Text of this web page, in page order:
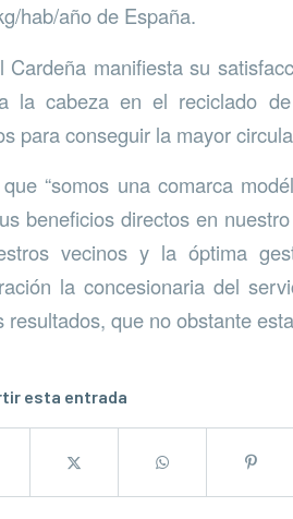
hab/año de España.
Cardeña manifiesta su
la cabeza en el reciclado
para conseguir la mayor
“somos una comarca
beneficios directos en
vecinos y la óptima
la concesionaria del
resultados, que no obstante
esta entrada